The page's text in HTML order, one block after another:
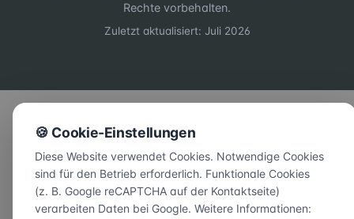
Rechte vorbehalten.
Zuletzt aktualisiert: Juli 2026
🍪 Cookie-Einstellungen
Diese Website verwendet Cookies. Notwendige Cookies
sind für den Betrieb erforderlich. Funktionale Cookies
(z. B. Google reCAPTCHA auf der Kontaktseite)
verarbeiten Daten bei Google. Weitere Informationen: